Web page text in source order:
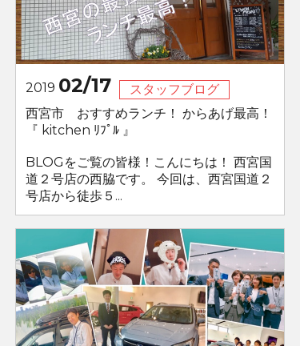
2019 02/17
スタッフブログ
西宮市 おすすめランチ！ からあげ最高！
『 kitchen ﾘﾌﾟﾙ 』
BLOGをご覧の皆様！こんにちは！ 西宮国
道２号店の西脇です。 今回は、西宮国道２
号店から徒歩５...